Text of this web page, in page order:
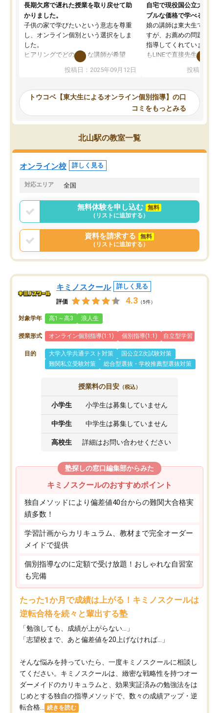
長期欠席で遅れた授業を取り戻せて助
かりました。
子供の家で学びたいという意志を尊重
し、オンライン個別という選択をしま
した。
ヒアリングでどのような講師が希望
か、オプションは付帯するかなど選ぶ
事が出来ました。
ーティングを行い、その講師で良いか
見てから講師を決定する事ができま
す。
うちの子は、初回面談の講師の方で決
オンラインツールを使用した単語帳の
共有があり宿題もそちらで出される形
でした。
言う事で講師変更の申し出があり、あ
まりに短期での変更だった為、塾に通
う事にして退会しました。遅れも取り
戻せ、授業内容や講師の方は良かった
と思います。
投稿日：2025年09月12日
自宅で現役国公立大学生
ブルな価格で学べる
娘の講師は東大生では無
すが、お薦めの問題集や
指導してくれています。
もLINEで直接先生に質問
めれるので、個人に合
いなのがあり(有料)、受
ことをどんなスケジュー
くか相談したのですが、
ち期待したものではなく
くなってきたようなので
投稿日：
トウコベ【東大生によるオンライン個別指導】の口
コミをもっとみる
北山駅の教室一覧
オンライン校 詳しく見る
対応エリア 全国
無料体験を申し込む
無料
（リストに追加する）
資料を請求する
無料
（リストに追加する）
キミノスクール 詳しく見る
評価 4.3 （5件）
対象学年 高1～高3 浪人生
授業形式 オンライン個別指導(1:1) 個別指導(1:1) 自立型学習
目的 大学入学共通テスト対策
国公立2次試験対策
難関私立受験対策
総合型選抜・学校推薦型選抜対策
授業料の目安 （税込）
小学生 小学生は募集していません
中学生 中学生は募集していません
高校生 詳細はお問い合わせください
塾探しの窓口編集部からみた
キミノスクールのおすすめポイント
独自メソッドにより偏差値40台からの難関大合格実
績多数！
学習計画からカリキュラム、教材まで完全オーダー
メイドで提供
個別指導なのに定額で受け放題！おしゃれな自習室
も完備
たった1か月で成績は上がる！キミノスクールは
逆転合格を続々と輩出する塾
「勉強しても、成績が上がらない…」
「志望校まで、あと偏差値を20上げなければ…」
そんな悩みを持っていたら、一度キミノスクールに相談し
てください。キミノスクールは、緻密な戦略性を持つオー
ダーメイドのカリキュラムと、効果実証済みの勉強法をは
じめとする独自の指導メソッドで、数々の成績アップ・逆
転合格...
続きを読む